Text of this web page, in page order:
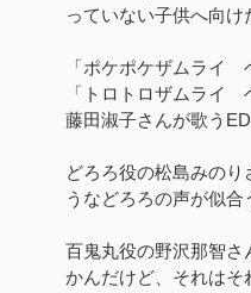
っていない子供へ向け
「ポケポケザムライ
「トロトロザムライ
藤田淑子さんが歌う
どろろ役の松島みの
うなどろろの声が似合
百鬼丸役の野沢那智
かんだけど、それはそ